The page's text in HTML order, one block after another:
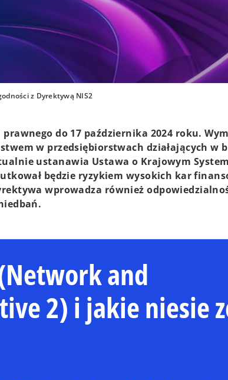
z Dyrektywą NIS2
do 17 października 2024 roku.
w przedsiębiorstwach działających w
ustanawia Ustawa o Krajowym
będzie ryzykiem wysokich kar
wprowadza również
and
2) i jakie niesie